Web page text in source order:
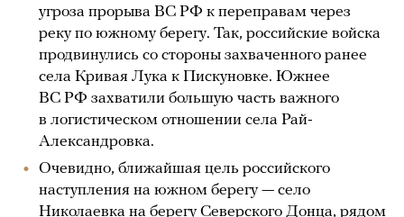
угроза прорыва ВС РФ к переправам через
реку по южному берегу. Так, российские войска
продвинулись со стороны захваченного ранее
села Кривая Лука к Пискуновке. Южнее
ВС РФ захватили большую часть важного
в логистическом отношении села Рай-
Александровка.
Очевидно, ближайшая цель российского
наступления на южном берегу — село
Николаевка на берегу Северского Донца, рядом